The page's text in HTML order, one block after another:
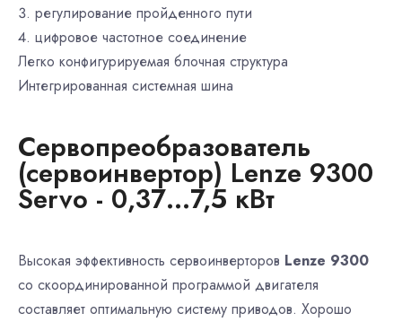
регулирование пройденного пути
цифровое частотное соединение
Легко конфигурируемая блочная структура
Интегрированная системная шина
Сервопреобразователь
(сервоинвертор) Lenze 9300
Servo - 0,37…7,5 кВт
Высокая эффективность сервоинверторов Lenze 9300
со скоординированной программой двигателя
составляет оптимальную систему приводов. Хорошо